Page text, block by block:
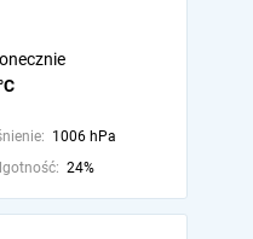
1006 hPa
24%